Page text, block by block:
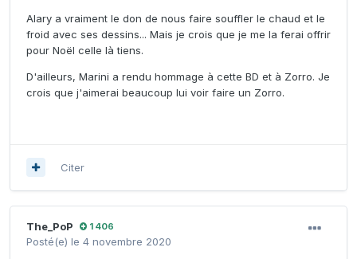
Alary a vraiment le don de nous faire souffler le chaud et le
froid avec ses dessins... Mais je crois que je me la ferai offrir
pour Noël celle là tiens.
D'ailleurs, Marini a rendu hommage à cette BD et à Zorro. Je
crois que j'aimerai beaucoup lui voir faire un Zorro.
Citer
The_PoP 1 406
Posté(e) le 4 novembre 2020